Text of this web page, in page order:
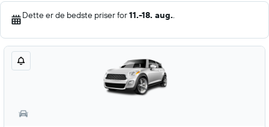
Dette er de bedste priser for11.-18. aug..